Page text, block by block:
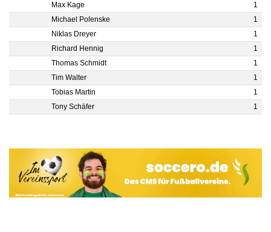
Max Kage
1
Michael Polenske
1
Niklas Dreyer
1
Richard Hennig
1
Thomas Schmidt
1
Tim Walter
1
Tobias Martin
1
Tony Schäfer
1